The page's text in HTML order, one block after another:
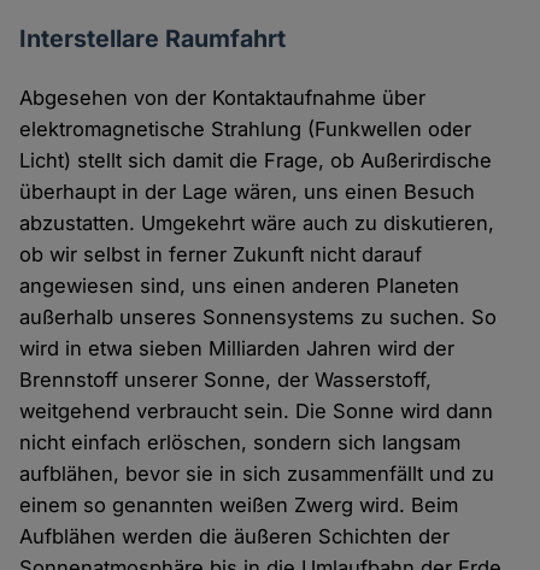
Interstellare Raumfahrt
Abgesehen von der Kontaktaufnahme über
elektromagnetische Strahlung (Funkwellen oder
Licht) stellt sich damit die Frage, ob Außerirdische
überhaupt in der Lage wären, uns einen Besuch
abzustatten. Umgekehrt wäre auch zu diskutieren,
ob wir selbst in ferner Zukunft nicht darauf
angewiesen sind, uns einen anderen Planeten
außerhalb unseres Sonnensystems zu suchen. So
wird in etwa sieben Milliarden Jahren wird der
Brennstoff unserer Sonne, der Wasserstoff,
weitgehend verbraucht sein. Die Sonne wird dann
nicht einfach erlöschen, sondern sich langsam
aufblähen, bevor sie in sich zusammenfällt und zu
einem so genannten weißen Zwerg wird. Beim
Aufblähen werden die äußeren Schichten der